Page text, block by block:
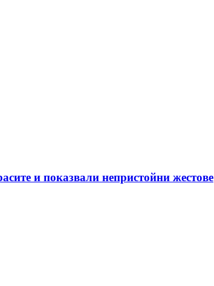
и показвали непристойни жестове